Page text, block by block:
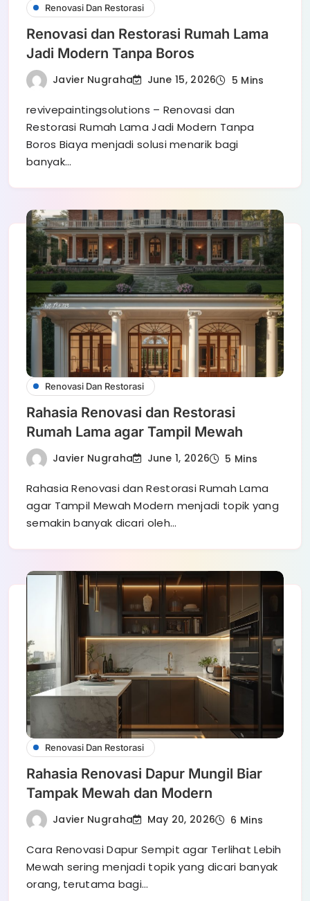
Renovasi Dan Restorasi
Renovasi dan Restorasi Rumah Lama
Jadi Modern Tanpa Boros
Javier Nugraha June 15, 2026 5 Mins
revivepaintingsolutions – Renovasi dan
Restorasi Rumah Lama Jadi Modern Tanpa
Boros Biaya menjadi solusi menarik bagi
banyak…
Renovasi Dan Restorasi
Rahasia Renovasi dan Restorasi
Rumah Lama agar Tampil Mewah
Javier Nugraha June 1, 2026 5 Mins
Rahasia Renovasi dan Restorasi Rumah Lama
agar Tampil Mewah Modern menjadi topik yang
semakin banyak dicari oleh…
Renovasi Dan Restorasi
Rahasia Renovasi Dapur Mungil Biar
Tampak Mewah dan Modern
Javier Nugraha May 20, 2026 6 Mins
Cara Renovasi Dapur Sempit agar Terlihat Lebih
Mewah sering menjadi topik yang dicari banyak
orang, terutama bagi…